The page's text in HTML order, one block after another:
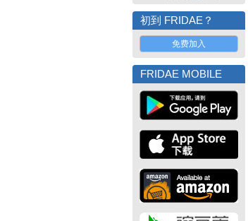
初到 FRIDAE？
免费加入
FRIDAE MOBILE